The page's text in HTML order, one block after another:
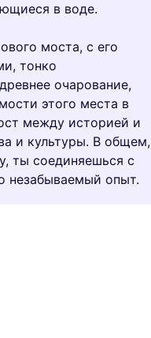
в воде.
моста, с его
тонко
очарование,
этого места в
между историей и
и культуры. В общем,
ты соединяешься с
незабываемый опыт.